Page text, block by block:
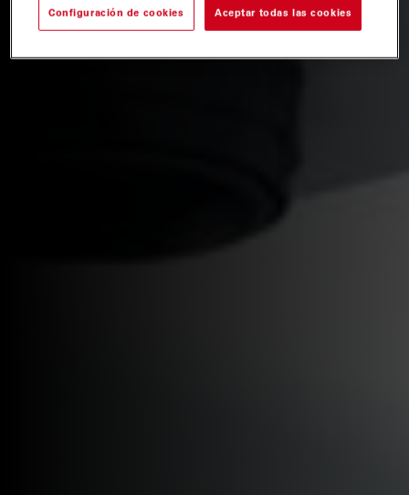
Configuración de cookies Aceptar todas las cookies